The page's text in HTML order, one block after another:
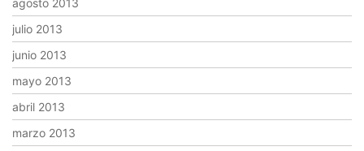
agosto 2013
julio 2013
junio 2013
mayo 2013
abril 2013
marzo 2013